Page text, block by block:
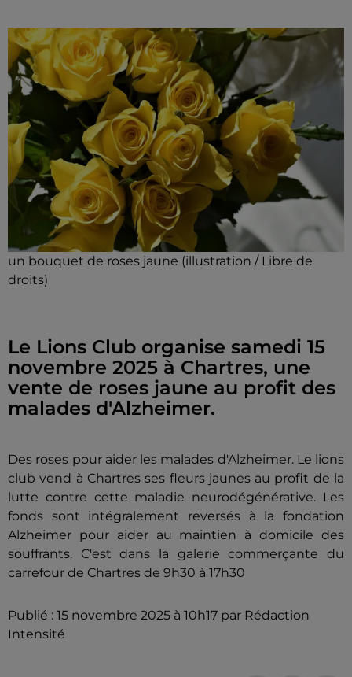
un bouquet de roses jaune (illustration / Libre de
droits)
Le Lions Club organise samedi 15
novembre 2025 à Chartres, une
vente de roses jaune au profit des
malades d'Alzheimer.
Des roses pour aider les malades d'Alzheimer. Le lions
club vend à Chartres ses fleurs jaunes au profit de la
lutte contre cette maladie neurodégénérative. Les
fonds sont intégralement reversés à la fondation
Alzheimer pour aider au maintien à domicile des
souffrants. C'est dans la galerie commerçante du
carrefour de Chartres de 9h30 à 17h30
Publié : 15 novembre 2025 à 10h17 par Rédaction
Intensité